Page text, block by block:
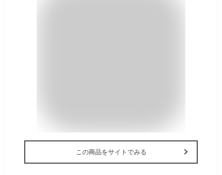
この商品をサイトでみる